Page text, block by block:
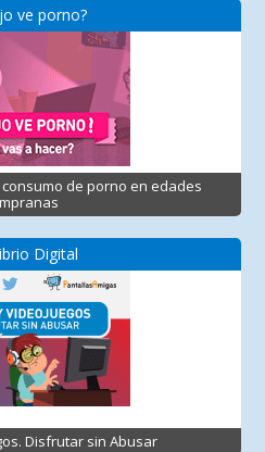
ve porno?
de porno en edades
Digital
Disfrutar sin Abusar